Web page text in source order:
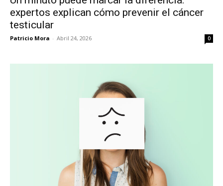
expertos explican cómo prevenir el cáncer
testicular
Patricio Mora - Abril 24, 2026 0